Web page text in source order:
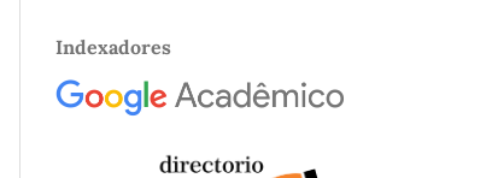
Indexadores